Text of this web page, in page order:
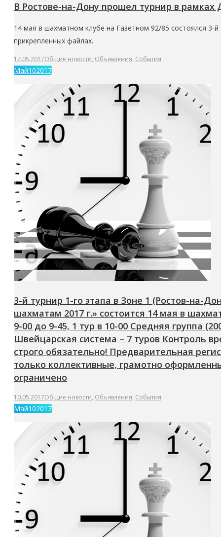
В Ростове-на-Дону прошел турнир в рамках
14 мая в шахматном клубе на Газетном 92/85 состоялся 3-
прикрепленных файлах.
17.05.2017Общие новости, Объявления, События
Май102017
3-й турнир 1-го этапа в Зоне 1 (Ростов-на-
шахматам 2017 г.» состоится 14 мая в
9-00 до 9-45, 1 тур в 10-00 Средняя группа
Швейцарская система – 7 туров Контроль
строго обязательно! Предварительная
только коллективные, грамотно
ограничено
10.05.2017Общие новости, Объявления, События
Май102017